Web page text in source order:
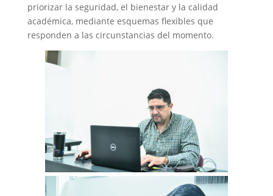
priorizar la seguridad, el bienestar y la calidad
académica, mediante esquemas flexibles que
responden a las circunstancias del momento.